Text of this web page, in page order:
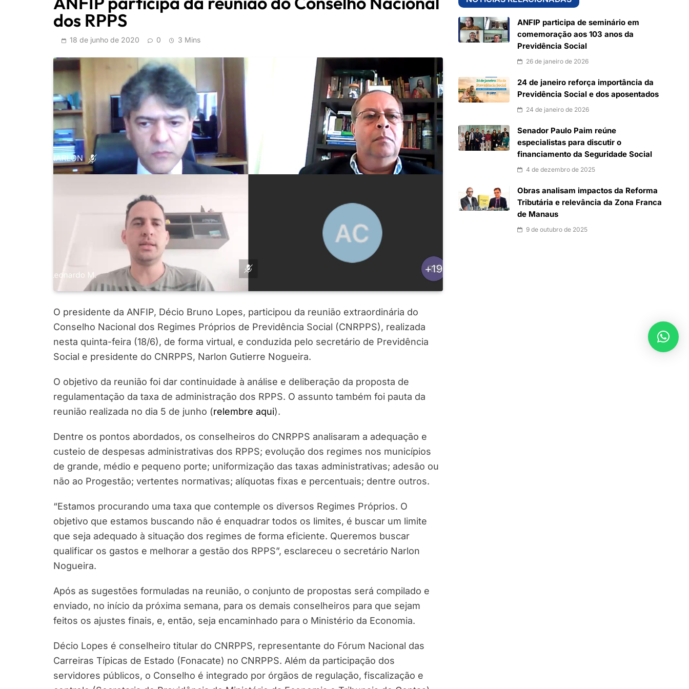
dos RPPS
18 de junho de 2020 0 3 Mins
O presidente da ANFIP, Décio Bruno Lopes, participou da reunião extraordinária do
Conselho Nacional dos Regimes Próprios de Previdência Social (CNRPPS), realizada
nesta quinta-feira (18/6), de forma virtual, e conduzida pelo secretário de Previdência
Social e presidente do CNRPPS, Narlon Gutierre Nogueira.
O objetivo da reunião foi dar continuidade à análise e deliberação da proposta de
regulamentação da taxa de administração dos RPPS. O assunto também foi pauta da
reunião realizada no dia 5 de junho (relembre aqui).
Dentre os pontos abordados, os conselheiros do CNRPPS analisaram a adequação e
custeio de despesas administrativas dos RPPS; evolução dos regimes nos municípios
de grande, médio e pequeno porte; uniformização das taxas administrativas; adesão ou
não ao Progestão; vertentes normativas; alíquotas fixas e percentuais; dentre outros.
“Estamos procurando uma taxa que contemple os diversos Regimes Próprios. O
objetivo que estamos buscando não é enquadrar todos os limites, é buscar um limite
que seja adequado à situação dos regimes de forma eficiente. Queremos buscar
qualificar os gastos e melhorar a gestão dos RPPS”, esclareceu o secretário Narlon
Nogueira.
Após as sugestões formuladas na reunião, o conjunto de propostas será compilado e
enviado, no início da próxima semana, para os demais conselheiros para que sejam
feitos os ajustes finais, e, então, seja encaminhado para o Ministério da Economia.
Décio Lopes é conselheiro titular do CNRPPS, representante do Fórum Nacional das
Carreiras Típicas de Estado (Fonacate) no CNRPPS. Além da participação dos
servidores públicos, o Conselho é integrado por órgãos de regulação, fiscalização e
ANFIP participa de seminário em
comemoração aos 103 anos da
Previdência Social
26 de janeiro de 2026
24 de janeiro reforça importância da
Previdência Social e dos aposentados
24 de janeiro de 2026
Senador Paulo Paim reúne
especialistas para discutir o
financiamento da Seguridade Social
4 de dezembro de 2025
Obras analisam impactos da Reforma
Tributária e relevância da Zona Franca
de Manaus
9 de outubro de 2025